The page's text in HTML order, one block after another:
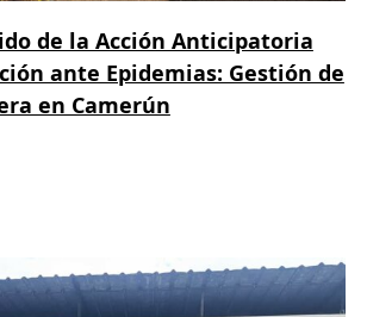
de la Acción Anticipatoria
ante Epidemias: Gestión de
en Camerún